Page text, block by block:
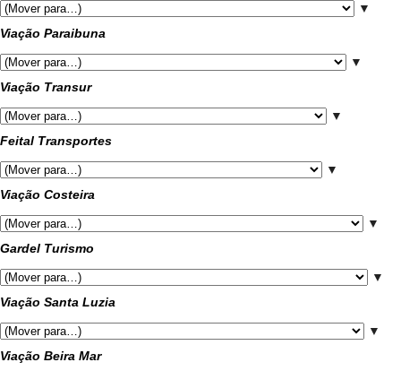
▼
Viação Paraibuna
▼
Viação Transur
▼
Feital Transportes
▼
Viação Costeira
▼
Gardel Turismo
▼
Viação Santa Luzia
▼
Viação Beira Mar